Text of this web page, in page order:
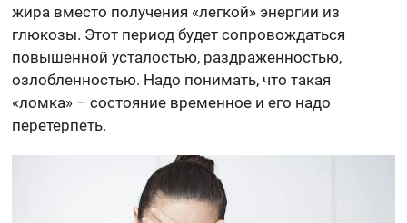
жира вместо получения «легкой» энергии из
глюкозы. Этот период будет сопровождаться
повышенной усталостью, раздраженностью,
озлобленностью. Надо понимать, что такая
«ломка» – состояние временное и его надо
перетерпеть.